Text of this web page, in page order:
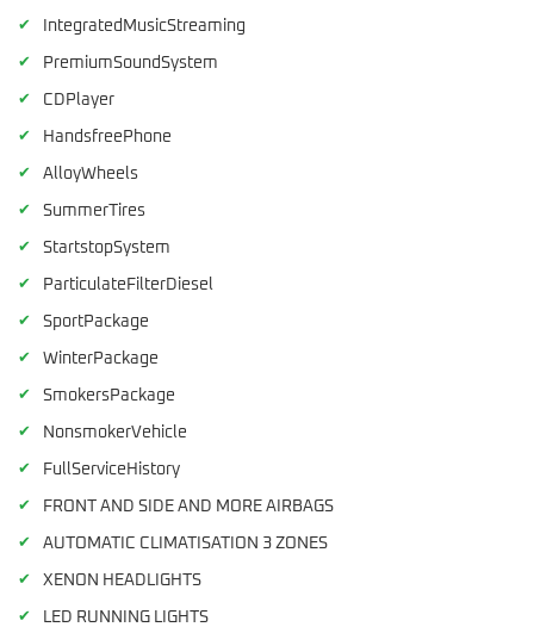
✔ IntegratedMusicStreaming
✔ PremiumSoundSystem
✔ CDPlayer
✔ HandsfreePhone
✔ AlloyWheels
✔ SummerTires
✔ StartstopSystem
✔ ParticulateFilterDiesel
✔ SportPackage
✔ WinterPackage
✔ SmokersPackage
✔ NonsmokerVehicle
✔ FullServiceHistory
✔ FRONT AND SIDE AND MORE AIRBAGS
✔ AUTOMATIC CLIMATISATION 3 ZONES
✔ XENON HEADLIGHTS
✔ LED RUNNING LIGHTS